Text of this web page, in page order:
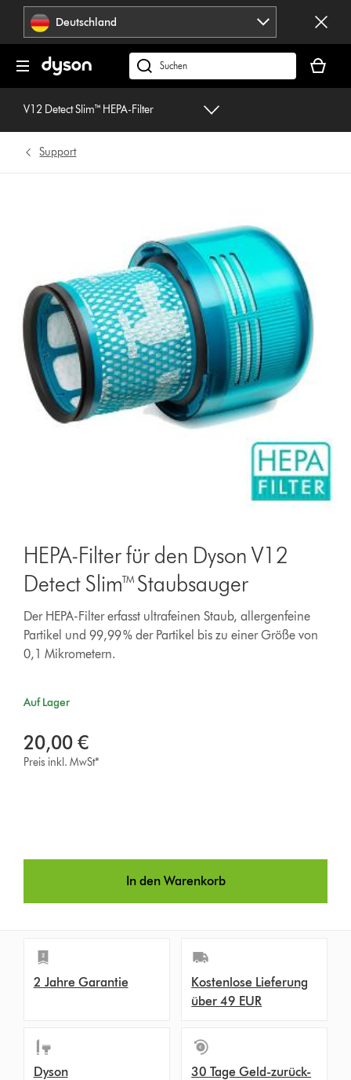
Navigation
überspringenDeutschland
dyson.de
durchsuchen
ist
V12 Detect Slim™ HEPA-Filter
Support
HEPA-Filter für den Dyson V12
Detect Slim™ Staubsauger
Der HEPA-Filter erfasst ultrafeinen Staub, allergenfeine
Partikel und 99,99 % der Partikel bis zu einer Größe von
0,1 Mikrometern.
Auf Lager
20,00 €
Preis inkl. MwSt*
In den Warenkorb
2 Jahre Garantie
Kostenlose Lieferung
über 49 EUR
Dyson
30 Tage Geld-zurück-